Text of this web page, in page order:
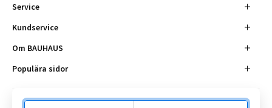
Service
Kundservice
Om BAUHAUS
Populära sidor